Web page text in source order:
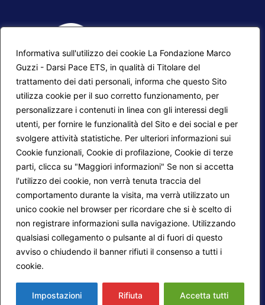
Informativa sull'utilizzo dei cookie La Fondazione Marco
Guzzi - Darsi Pace ETS, in qualità di Titolare del
trattamento dei dati personali, informa che questo Sito
utilizza cookie per il suo corretto funzionamento, per
personalizzare i contenuti in linea con gli interessi degli
utenti, per fornire le funzionalità del Sito e dei social e per
svolgere attività statistiche. Per ulteriori informazioni sui
Cookie funzionali, Cookie di profilazione, Cookie di terze
parti, clicca su "Maggiori informazioni" Se non si accetta
l'utilizzo dei cookie, non verrà tenuta traccia del
comportamento durante la visita, ma verrà utilizzato un
unico cookie nel browser per ricordare che si è scelto di
non registrare informazioni sulla navigazione. Utilizzando
qualsiasi collegamento o pulsante al di fuori di questo
avviso o chiudendo il banner rifiuti il consenso a tutti i
cookie.
Impostazioni Rifiuta Accetta tutti
Mappa del sito
Progetti Darsi Pace
Login redattori
Calendario corsi
Privacy Policy
Cookie Policy
Seguici su:
© 2026
. Tutti i diritti sono riservati.